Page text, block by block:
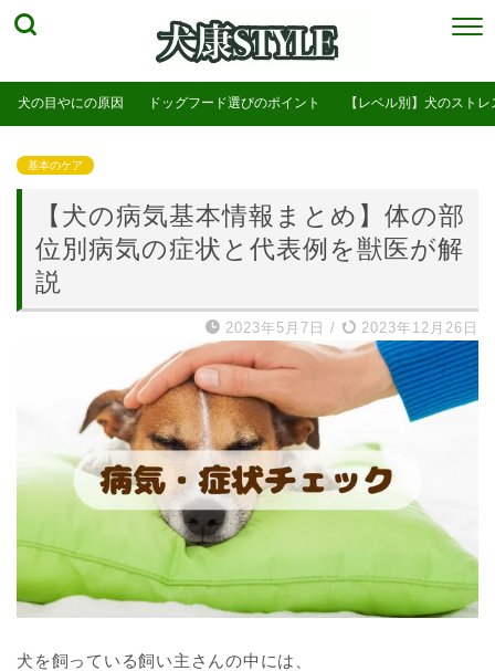
犬の目やにの原因 ドッグフード選びのポイント 【レベル別】犬のスト
基本のケア
【犬の病気基本情報まとめ】体の部
位別病気の症状と代表例を獣医が解
説
2023年5月7日 / 2023年12月26日
犬を飼っている飼い主さんの中には、